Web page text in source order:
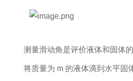
测量滑动角是评价液体和固体
将质量为 m 的液体滴到水平固